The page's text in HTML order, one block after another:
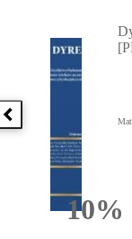
Poprzednia książka
10%